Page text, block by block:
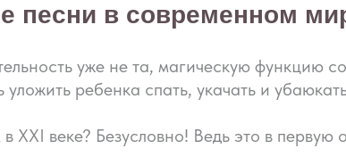
песни в современном
уже не та, магическую функцию
ребенка спать, укачать и
XXI веке? Безусловно! Ведь это в